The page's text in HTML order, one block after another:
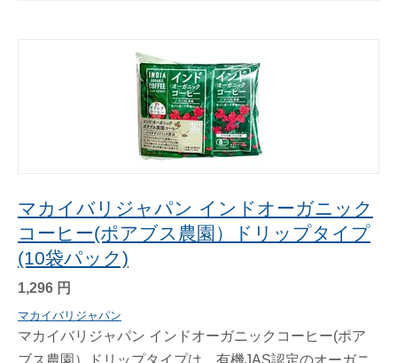
マカイバリジャパン インドオーガニック
コーヒー(ポアブス農園）ドリップタイプ
(10袋パック)
1,296 円
マカイバリジャパン
マカイバリジャパン インドオーガニックコーヒー(ポア
ブス農園）ドリップタイプは、有機JAS認定のオーガニ